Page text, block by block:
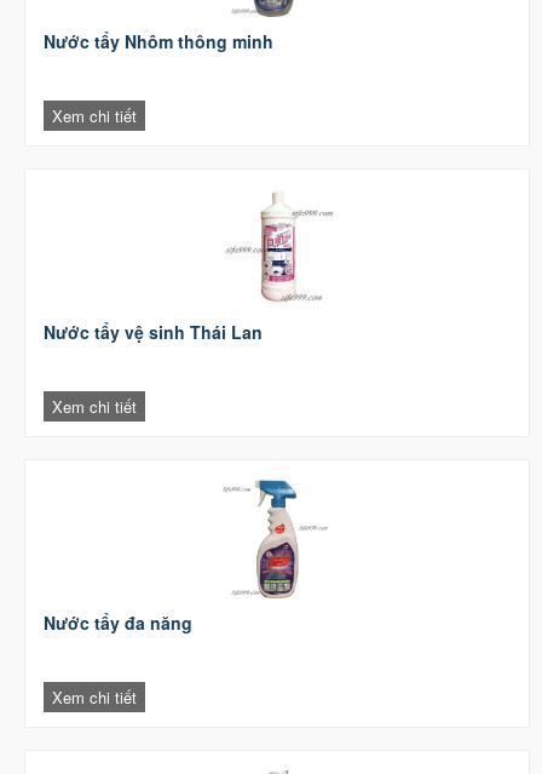
Nước tẩy Nhôm thông minh
Xem chi tiết
Nước tẩy vệ sinh Thái Lan
Xem chi tiết
Nước tẩy đa năng
Xem chi tiết